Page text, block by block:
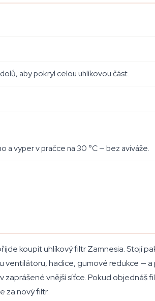
aby pokryl celou uhlíkovou část.
a vyper v pračce na 30 °C — bez aviváže.
koupit uhlíkový filtr Zamnesia. Stojí
ventilátoru, hadice, gumové redukce —
vnější síťce. Pokud objednáš
za nový filtr.